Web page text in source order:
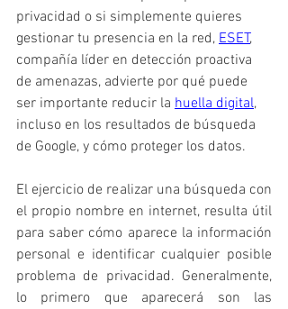
privacidad o si simplemente quieres
gestionar tu presencia en la red, ESET,
compañía líder en detección proactiva
de amenazas, advierte por qué puede
ser importante reducir la huella digital,
incluso en los resultados de búsqueda
de Google, y cómo proteger los datos.
El ejercicio de realizar una búsqueda con
el propio nombre en internet, resulta útil
para saber cómo aparece la información
personal e identificar cualquier posible
problema de privacidad. Generalmente,
lo primero que aparecerá son las